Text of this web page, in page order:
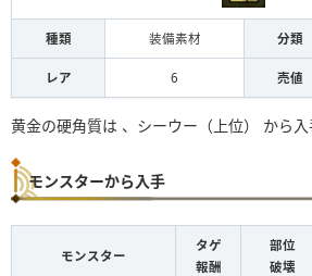
種類 装備素材 分類
レア 6 売値
黄金の硬角質は 、シーウー（上位） から入
モンスターから入手
モンスター
タゲ
報酬
部位
破壊